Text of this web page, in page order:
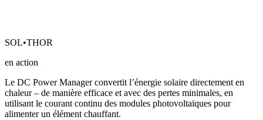
SOL•THOR
en action
Le DC Power Manager convertit l’énergie solaire directement en
chaleur – de manière efficace et avec des pertes minimales, en
utilisant le courant continu des modules photovoltaïques pour
alimenter un élément chauffant.